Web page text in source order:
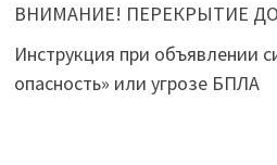
ВНИМАНИЕ! ПЕРЕКРЫТИЕ
Инструкция при объявлении
опасность» или угрозе БПЛА